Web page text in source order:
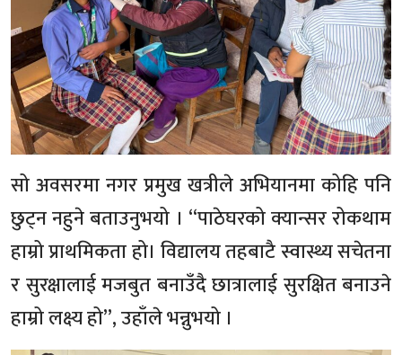
सो अवसरमा नगर प्रमुख खत्रीले अभियानमा कोहि पनि
छुट्न नहुने बताउनुभयो । “पाठेघरको क्यान्सर रोकथाम
हाम्रो प्राथमिकता हो। विद्यालय तहबाटै स्वास्थ्य सचेतना
र सुरक्षालाई मजबुत बनाउँदै छात्रालाई सुरक्षित बनाउने
हाम्रो लक्ष्य हो”, उहाँले भन्नुभयो ।